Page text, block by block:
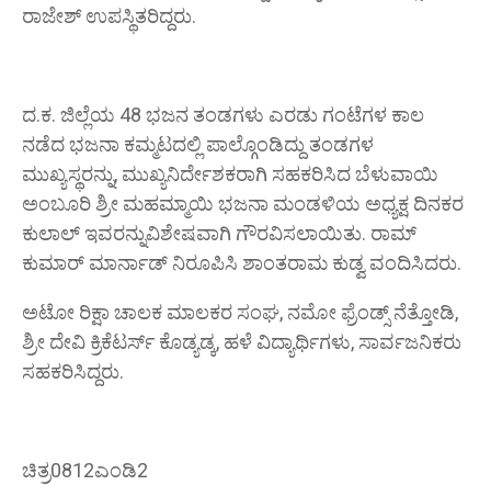
ರಾಜೇಶ್ ಉಪಸ್ಥಿತರಿದ್ದರು.
ದ.ಕ. ಜಿಲ್ಲೆಯ 48 ಭಜನ ತಂಡಗಳು ಎರಡು ಗಂಟೆಗಳ ಕಾಲ
ನಡೆದ ಭಜನಾ ಕಮ್ಮಟದಲ್ಲಿ ಪಾಲ್ಗೊಂಡಿದ್ದು ತಂಡಗಳ
ಮುಖ್ಯಸ್ಥರನ್ನು, ಮುಖ್ಯನಿರ್ದೇಶಕರಾಗಿ ಸಹಕರಿಸಿದ ಬೆಳುವಾಯಿ
ಅಂಬೂರಿ ಶ್ರೀ ಮಹಮ್ಮಾಯಿ ಭಜನಾ ಮಂಡಳಿಯ ಅಧ್ಯಕ್ಷ ದಿನಕರ
ಕುಲಾಲ್ ಇವರನ್ನುವಿಶೇಷವಾಗಿ ಗೌರವಿಸಲಾಯಿತು. ರಾಮ್
ಕುಮಾರ್ ಮಾರ್ನಾಡ್ ನಿರೂಪಿಸಿ ಶಾಂತರಾಮ ಕುಡ್ವ ವಂದಿಸಿದರು.
ಅಟೋ ರಿಕ್ಷಾ ಚಾಲಕ ಮಾಲಕರ ಸಂಘ, ನಮೋ ಫ್ರೆಂಡ್ಸ್ ನೆತ್ತೋಡಿ,
ಶ್ರೀ ದೇವಿ ಕ್ರಿಕೆಟರ್ಸ್ ಕೊಡ್ಯಡ್ಕ, ಹಳೆ ವಿದ್ಯಾರ್ಥಿಗಳು, ಸಾರ್ವಜನಿಕರು
ಸಹಕರಿಸಿದ್ದರು.
ಚಿತ್ರ0812ಎಂಡಿ2